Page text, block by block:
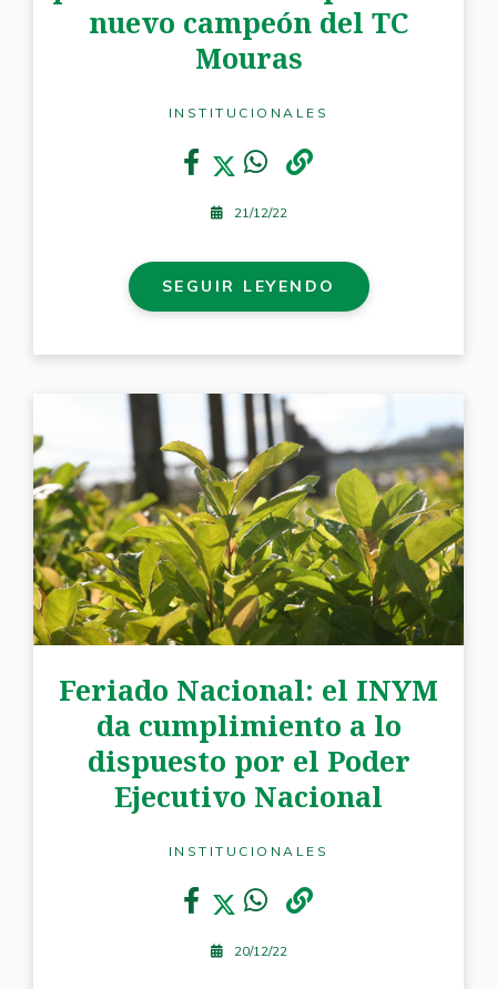
nuevo campeón del TC
Mouras
INSTITUCIONALES
21/12/22
SEGUIR LEYENDO
Feriado Nacional: el INYM
da cumplimiento a lo
dispuesto por el Poder
Ejecutivo Nacional
INSTITUCIONALES
20/12/22